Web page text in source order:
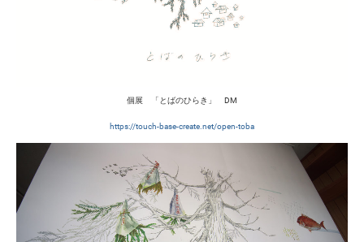
個展 「とばのひらき」 DM
https://touch-base-create.net/open-toba